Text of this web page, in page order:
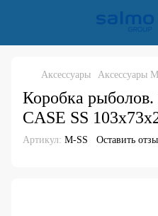
Аксессуары Аксессуары
Коробка
CASE SS
Артикул: M-SS Оставить